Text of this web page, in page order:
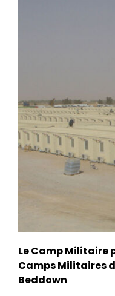
Le Camp Militaire
Camps Militaires
Beddown